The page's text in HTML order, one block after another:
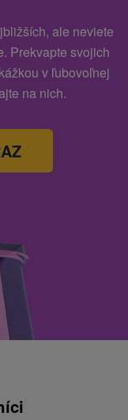
ale neviete
Prekvapte svojich
v ľubovoľnej
na nich.